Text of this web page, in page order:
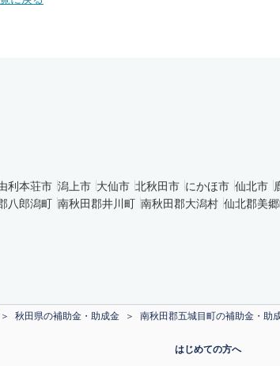
利本荘市 潟上市 大仙市 北秋田市 にかほ市 仙北市
八郎潟町 南秋田郡井川町 南秋田郡大潟村 仙北郡美
秋田県の補助金・助成金 南秋田郡五城目町の補助金・助
はじめての方へ